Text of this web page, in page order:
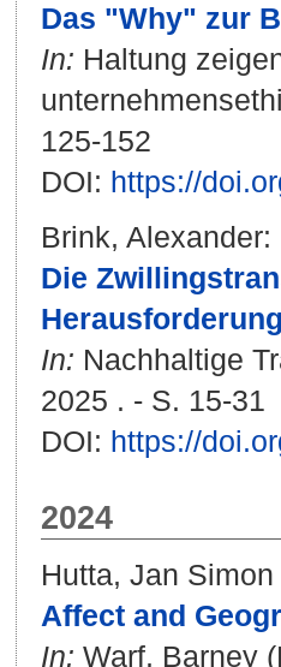
Das "Why" zur
In: Haltung
125-152
DOI: https://
Brink, Alexander:
Die
In: Nachhaltige
2025 . - S. 15-31
DOI: https://
2024
Hutta, Jan Simon
Affect and
In: Warf, Barney